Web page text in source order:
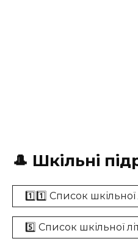
🎩 Шкільні
1️⃣1️⃣ Список шкільної
5️⃣ Список шкільної